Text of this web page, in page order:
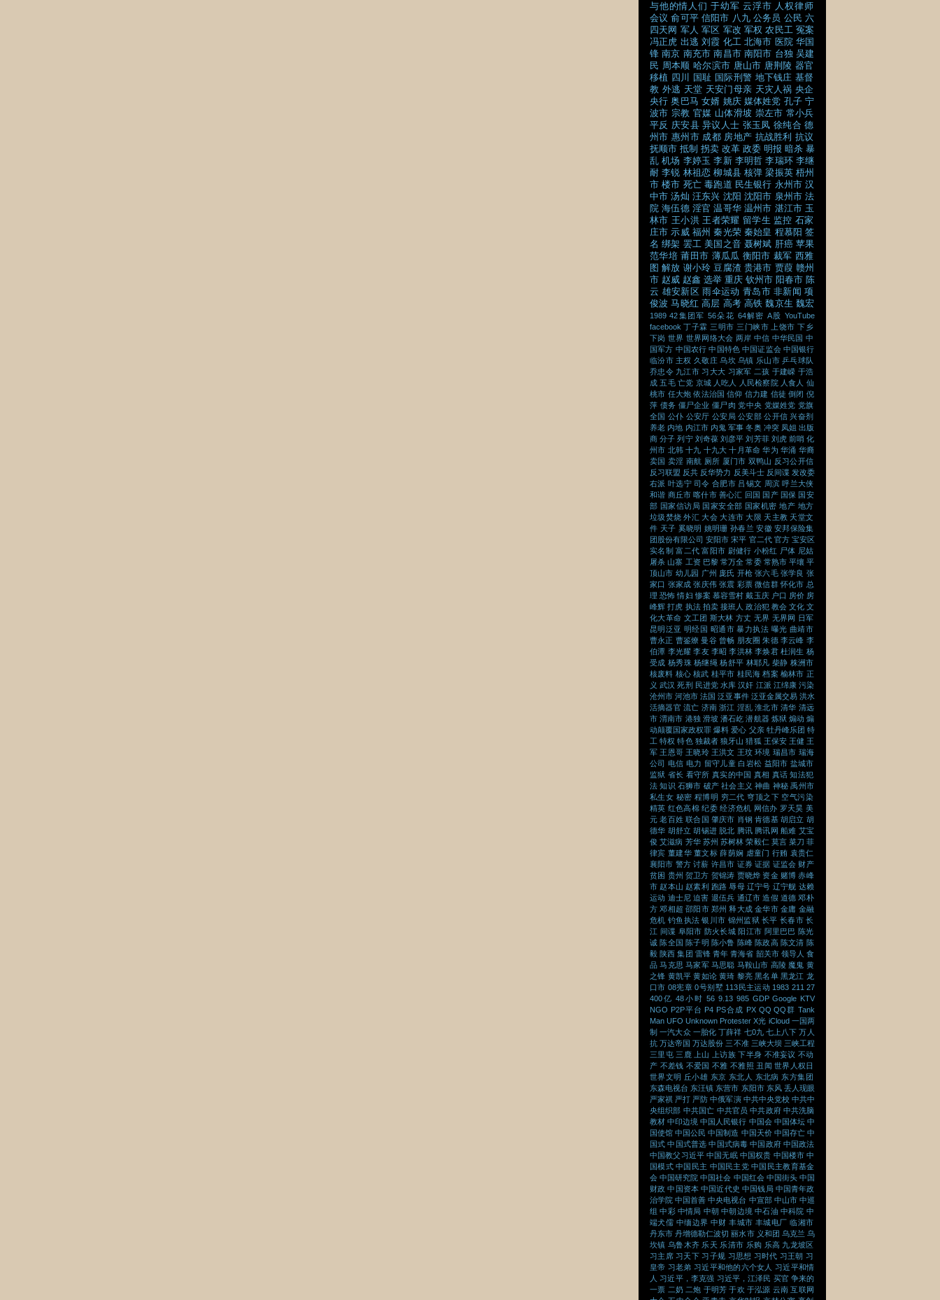
与他的情人们 于幼军 云浮市 人权律师
会议 俞可平 信阳市 八九 公务员 公民 六
四天网 军人 军区 军改 军权 农民工 冤案
冯正虎 出逃 刘霞 化工 北海市 医院 华国
锋 南京 南充市 南昌市 南阳市 台独 吴建
民 周本顺 哈尔滨市 唐山市 唐荆陵 器官
移植 四川 国耻 国际刑警 地下钱庄 基督
教 外逃 天堂 天安门母亲 天灾人祸 央企
央行 奥巴马 女婿 姚庆 媒体姓党 孔子 宁
波市 宗教 官媒 山体滑坡 崇左市 常小兵
平反 庆安县 异议人士 张玉凤 徐纯合 德
州市 惠州市 成都 房地产 抗战胜利 抗议
抚顺市 抵制 拐卖 改革 政委 明报 暗杀 暴
乱 机场 李婷玉 李新 李明哲 李瑞环 李继
耐 李锐 林祖恋 柳城县 核弹 梁振英 梧州
市 楼市 死亡 毒跑道 民生银行 永州市 汉
中市 汤灿 汪东兴 沈阳 沈阳市 泉州市 法
院 海伍德 淫官 温哥华 温州市 湛江市 玉
林市 王小洪 王者荣耀 留学生 监控 石家
庄市 示威 福州 秦光荣 秦始皇 程慕阳 签
名 绑架 罢工 美国之音 聂树斌 肝癌 苹果
范华培 莆田市 薄瓜瓜 衡阳市 裁军 西雅
图 解放 谢小玲 豆腐渣 贵港市 贾葭 赣州
市 赵威 赵鑫 选举 重庆 钦州市 阳春市 陈
云 雄安新区 雨伞运动 青岛市 非新闻 项
俊波 马晓红 高层 高考 高铁 魏京生 魏宏
1989 42集团军 56朵花 64解密 A股 YouTube
facebook 丁子霖 三明市 三门峡市 上饶市 下乡
下岗 世界 世界网络大会 两岸 中信 中华民国 中
国军方 中国农行 中国特色 中国证监会 中国银行
临汾市 主权 久敬庄 乌坎 乌镇 乐山市 乒乓球队
乔忠令 九江市 习大大 习家军 二孩 于建嵘 于浩
成 五毛 亡党 京城 人吃人 人民检察院 人食人 仙
桃市 任大炮 依法治国 信仰 信力建 信徒 倒闭 倪
萍 债务 僵尸企业 僵尸肉 党中央 党媒姓党 党旗
全国 公仆 公安厅 公安局 公安部 公开信 兴奋剂
养老 内地 内江市 内鬼 军事 冬奥 冲突 凤姐 出版
商 分子 列宁 刘奇葆 刘彦平 刘芳菲 刘虎 前哨 化
州市 北韩 十九 十九大 十月革命 华为 华涌 华裔
卖国 卖淫 南航 厕所 厦门市 双鸭山 反习公开信
反习联盟 反共 反华势力 反美斗士 反间谍 发改委
右派 叶选宁 司令 合肥市 吕锡文 周滨 呼兰大侠
和谐 商丘市 喀什市 善心汇 回国 国产 国保 国安
部 国家信访局 国家安全部 国家机密 地产 地方
垃圾焚烧 外汇 大会 大连市 大限 天主教 天堂文
件 天子 奚晓明 姚明珊 孙春兰 安徽 安邦保险集
团股份有限公司 安阳市 宋平 官二代 官方 宝安区
实名制 富二代 富阳市 尉健行 小粉红 尸体 尼姑
屠杀 山寨 工资 巴黎 常万全 常委 常熟市 平壤 平
顶山市 幼儿园 广州 庞氏 开枪 张六毛 张学良 张
家口 张家成 张庆伟 张震 彩票 微信群 怀化市 总
理 恐怖 情妇 惨案 慕容雪村 戴玉庆 户口 房价 房
峰辉 打虎 执法 拍卖 接班人 政治犯 教会 文化 文
化大革命 文工团 斯大林 方丈 无界 无界网 日军
昆明泛亚 明经国 昭通市 暴力执法 曝光 曲靖市
曹永正 曹鉴燎 曼谷 曾畅 朋友圈 朱德 李云峰 李
伯潭 李光耀 李友 李昭 李洪林 李焕君 杜润生 杨
受成 杨秀珠 杨继绳 杨舒平 林耶凡 柴静 株洲市
核废料 核心 核武 桂平市 桂民海 档案 榆林市 正
义 武汉 死刑 民进党 水库 汉奸 江派 江绵康 污染
沧州市 河池市 法国 泛亚事件 泛亚金属交易 洪水
活摘器官 流亡 济南 浙江 淫乱 淮北市 清华 清远
市 渭南市 港独 滑坡 潘石屹 潜航器 炼狱 煽动 煽
动颠覆国家政权罪 爆料 爱心 父亲 牡丹峰乐团 特
工 特权 特色 独裁者 狼牙山 猎狐 王保安 王健 王
军 王恩哥 王晓玲 王洪文 王玟 环境 瑞昌市 瑞海
公司 电信 电力 留守儿童 白岩松 益阳市 盐城市
监狱 省长 看守所 真实的中国 真相 真话 知法犯
法 知识 石狮市 破产 社会主义 神曲 神秘 禹州市
私生女 秘密 程博明 穷二代 穹顶之下 空气污染
精英 红色高棉 纪委 经济危机 网信办 罗天昊 美
元 老百姓 联合国 肇庆市 肖钢 肯德基 胡启立 胡
德华 胡舒立 胡锡进 脱北 腾讯 腾讯网 船难 艾宝
俊 艾滋病 芳华 苏州 苏树林 荣毅仁 莫言 菜刀 菲
律宾 董建华 董文标 薛荫娴 虐童门 行贿 袁贵仁
襄阳市 警方 讨薪 许昌市 证券 证据 证监会 财产
贫困 贵州 贺卫方 贺锦涛 贾晓烨 资金 赌博 赤峰
市 赵本山 赵素利 跑路 辱母 辽宁号 辽宁舰 达赖
运动 迪士尼 迫害 退伍兵 通辽市 造假 道德 邓朴
方 邓相超 邵阳市 郑州 释大成 金华市 金庸 金融
危机 钓鱼执法 银川市 锦州监狱 长平 长春市 长
江 间谍 阜阳市 防火长城 阳江市 阿里巴巴 陈光
诚 陈全国 陈子明 陈小鲁 陈峰 陈政高 陈文清 陈
毅 陕西 集团 雷锋 青年 青海省 韶关市 领导人 食
品 马克思 马家军 马思聪 马鞍山市 高陵 魔鬼 黄
之锋 黄凯平 黄如论 黄琦 黎亮 黑名单 黑龙江 龙
口市 08宪章 0号别墅 113民主运动 1983 211 27
400亿 48小时 56 9.13 985 GDP Google KTV
NGO P2P平台 P4 PS合成 PX QQ QQ群 Tank
Man UFO Unknown Protester X光 iCloud 一国两
制 一汽大众 一胎化 丁薛祥 七0九 七上八下 万人
抗 万达帝国 万达股份 三不准 三峡大坝 三峡工程
三里屯 三鹿 上山 上访族 下半身 不准妄议 不动
产 不差钱 不爱国 不雅 不雅照 丑闻 世界人权日
世界文明 丘小雄 东京 东北人 东北病 东方集团
东森电视台 东汪镇 东营市 东阳市 东风 丢人现眼
严家祺 严打 严防 中俄军演 中共中央党校 中共中
央组织部 中共国亡 中共官员 中共政府 中共洗脑
教材 中印边境 中国人民银行 中国会 中国体坛 中
国使馆 中国公民 中国制造 中国天价 中国存亡 中
国式 中国式普选 中国式病毒 中国政府 中国政法
中国教父习近平 中国无眠 中国权贵 中国楼市 中
国模式 中国民主 中国民主党 中国民主教育基金
会 中国研究院 中国社会 中国红会 中国街头 中国
财政 中国资本 中国近代史 中国钱局 中国青年政
治学院 中国首善 中央电视台 中宣部 中山市 中巡
组 中彩 中情局 中朝 中朝边境 中石油 中科院 中
端犬儒 中缅边界 中财 丰城市 丰城电厂 临湘市
丹东市 丹增德勒仁波切 丽水市 义和团 乌克兰 乌
坎镇 乌鲁木齐 乐天 乐清市 乐购 乐高 九龙坡区
习主席 习天下 习子规 习思想 习时代 习王朝 习
皇帝 习老弟 习近平和他的六个女人 习近平和情
人 习近平，李克强 习近平，江泽民 买官 争来的
一票 二奶 二炮 于明芳 于欢 于泓源 云南 互联网